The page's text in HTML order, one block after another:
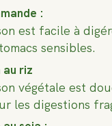
:
est facile à
sensibles.
au riz
végétale est
les digestions